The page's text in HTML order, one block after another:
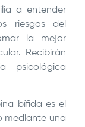
a entender
riesgos del
la mejor
Recibirán
psicológica
bífida es el
mediante una